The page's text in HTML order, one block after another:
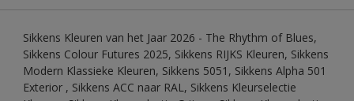
Sikkens Kleuren van het Jaar 2026 - The Rhythm of Blues,
Sikkens Colour Futures 2025, Sikkens RIJKS Kleuren, Sikkens
Modern Klassieke Kleuren, Sikkens 5051, Sikkens Alpha 501
Exterior , Sikkens ACC naar RAL, Sikkens Kleurselectie